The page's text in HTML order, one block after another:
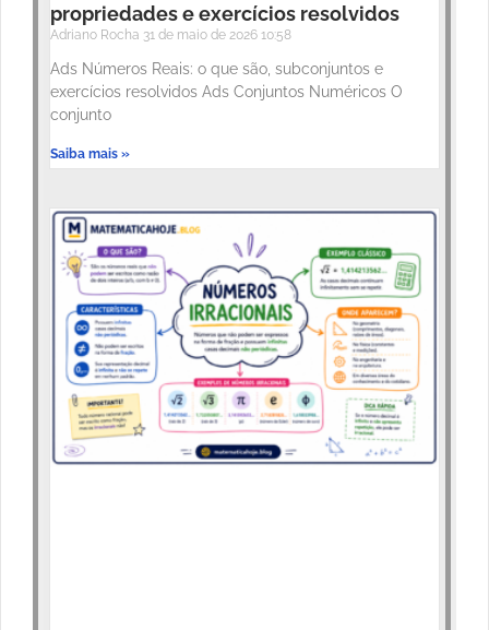
propriedades e exercícios resolvidos
Adriano Rocha 31 de maio de 2026 10:58
Ads Números Reais: o que são, subconjuntos e
exercícios resolvidos Ads Conjuntos Numéricos O
conjunto
Saiba mais »